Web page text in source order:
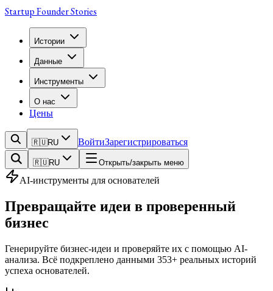
Startup Founder Stories
Истории
Данные
Инструменты
О нас
Цены
🇷🇺RU ВойтиЗарегистрироваться
🇷🇺RU Открыть/закрыть меню
AI-инструменты для основателей
Превращайте идеи в проверенный
бизнес
Генерируйте бизнес-идеи и проверяйте их с помощью AI-
анализа. Всё подкреплено данными 353+ реальных историй
успеха основателей.